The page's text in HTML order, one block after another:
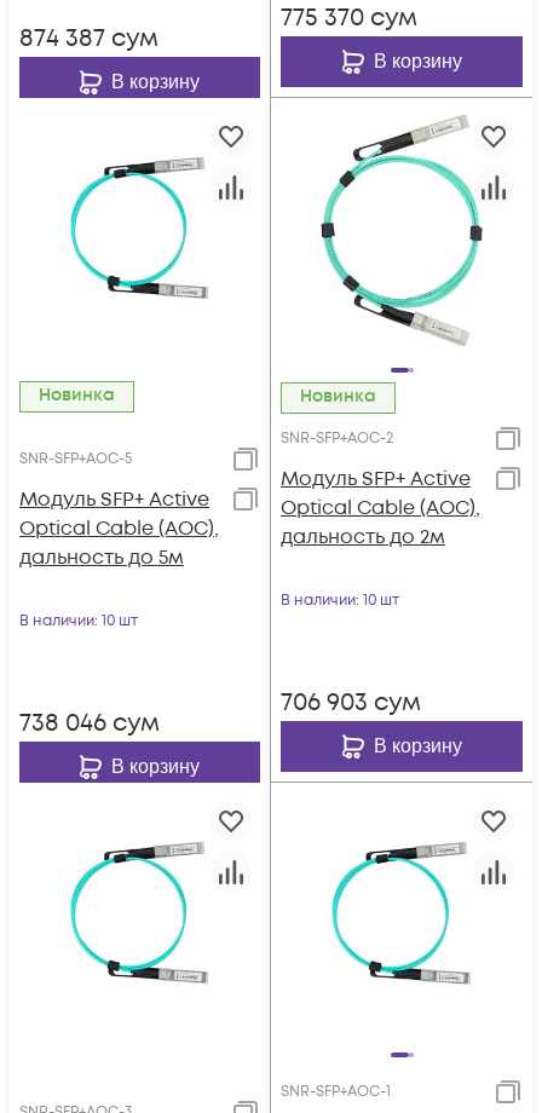
874 387 сум
В корзину
775 370 сум
В корзину
Новинка
SNR-SFP+AOC-5
Модуль SFP+ Active
Optical Cable (AOC),
дальность до 5м
В наличии: 10 шт
738 046 сум
В корзину
Новинка
SNR-SFP+AOC-2
Модуль SFP+ Active
Optical Cable (AOC),
дальность до 2м
В наличии: 10 шт
706 903 сум
В корзину
SNR-SFP+AOC-1